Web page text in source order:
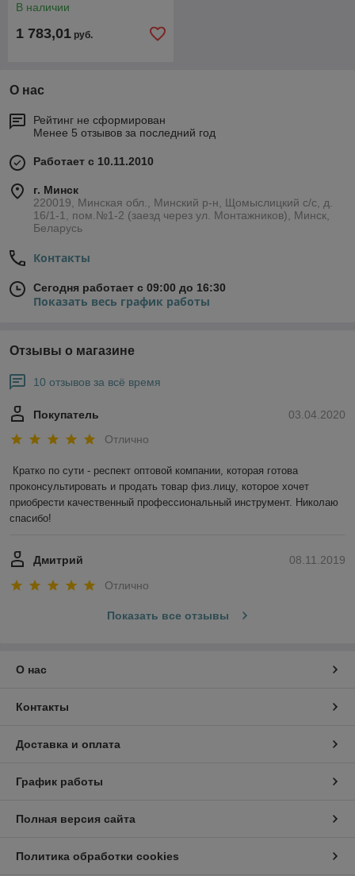
В наличии
1 783,01 руб.
О нас
Рейтинг не сформирован
Менее 5 отзывов за последний год
Работает с 10.11.2010
г. Минск
220019, Минская обл., Минский р-н, Щомыслицкий с/с, д.
16/1-1, пом.№1-2 (заезд через ул. Монтажников), Минск,
Беларусь
Контакты
Сегодня работает с 09:00 до 16:30
Показать весь график работы
Отзывы о магазине
10 отзывов за всё время
03.04.2020
Покупатель
Отлично
Кратко по сути - респект оптовой компании, которая готова
проконсультировать и продать товар физ.лицу, которое хочет
приобрести качественный профессиональный инструмент. Николаю
спасибо!
08.11.2019
Дмитрий
Отлично
Показать все отзывы
О нас
Контакты
Доставка и оплата
График работы
Полная версия сайта
Политика обработки cookies